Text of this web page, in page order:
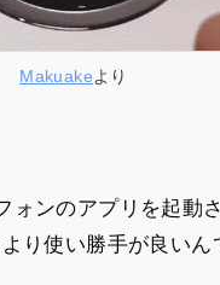
Makuake より
ォンのアプリを起動
り使い勝手が良いん